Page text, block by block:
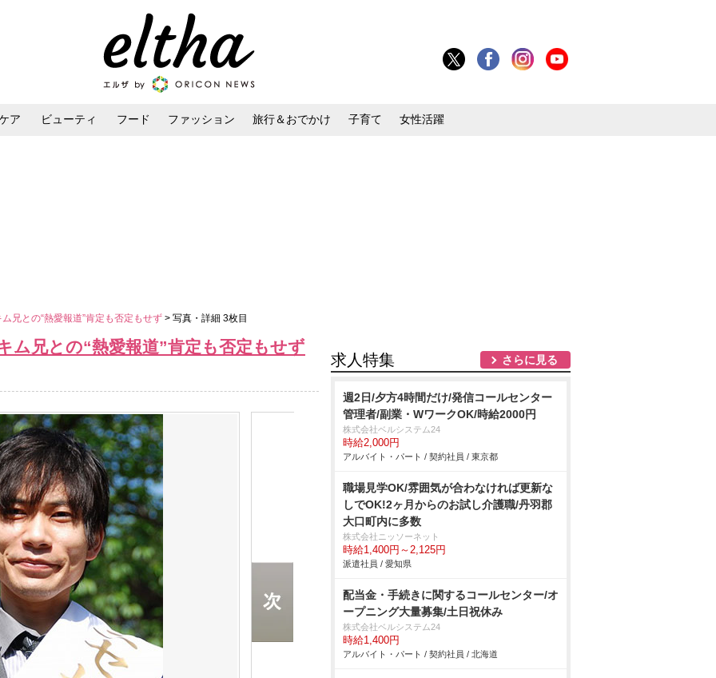
ア ビューティ フード ファッション 旅行＆おでかけ 子育て 女性活躍
兄との“熱愛報道”肯定も否定もせず > 写真・詳細 3枚目
ム兄との“熱愛報道”肯定も否定もせず
求人特集 さらに見る
週2日/夕方4時間だけ/発信コールセンター
管理者/副業・WワークOK/時給2000円
株式会社ベルシステム24
時給2,000円
アルバイト・パート / 契約社員 / 東京都
職場見学OK/雰囲気が合わなければ更新な
しでOK!2ヶ月からのお試し介護職/丹羽郡
大口町内に多数
株式会社ニッソーネット
時給1,400円～2,125円
派遣社員 / 愛知県
配当金・手続きに関するコールセンター/オ
ープニング大量募集/土日祝休み
株式会社ベルシステム24
時給1,400円
アルバイト・パート / 契約社員 / 北海道